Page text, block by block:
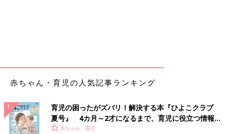
1・2歳は「車」「ママ」「パパ」など、名詞（物の名前）を覚え
ることは得意です。 しかし「食べる」「歩く」などの動詞や、
す。そのため動詞や形容詞を教えるときは「手をパチパチしよ
う」「ピョンピョン跳ぼう」など、音や動きを擬音や擬態語で感
覚的に覚えるオノマトペを使うといいでしょう。
赤ちゃん・育児の人気記事ランキング
育児の困ったがズバリ！解決する本『ひよこクラブ
夏号』 4カ月～2才になるまで、育児に役立つ情報が
いっぱい！
赤ちゃん・育児